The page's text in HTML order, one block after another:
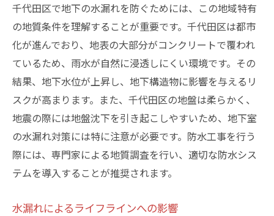
千代田区で地下の水漏れを防ぐためには、この地域特有
の地質条件を理解することが重要です。千代田区は都市
化が進んでおり、地表の大部分がコンクリートで覆われ
ているため、雨水が自然に浸透しにくい環境です。その
結果、地下水位が上昇し、地下構造物に影響を与えるリ
スクが高まります。また、千代田区の地盤は柔らかく、
地震の際には地盤沈下を引き起こしやすいため、地下室
の水漏れ対策には特に注意が必要です。防水工事を行う
際には、専門家による地質調査を行い、適切な防水シス
テムを導入することが推奨されます。
水漏れによるライフラインへの影響